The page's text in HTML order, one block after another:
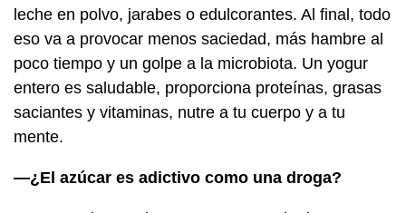
leche en polvo, jarabes o edulcorantes. Al final, todo
eso va a provocar menos saciedad, más hambre al
poco tiempo y un golpe a la microbiota. Un yogur
entero es saludable, proporciona proteínas, grasas
saciantes y vitaminas, nutre a tu cuerpo y a tu
mente.
—¿El azúcar es adictivo como una droga?